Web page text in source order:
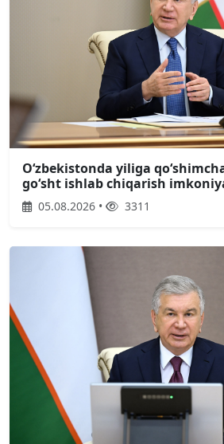
Oʻzbekistonda yiliga
goʻsht ishlab chiqarish
05.08.2026 • 3311